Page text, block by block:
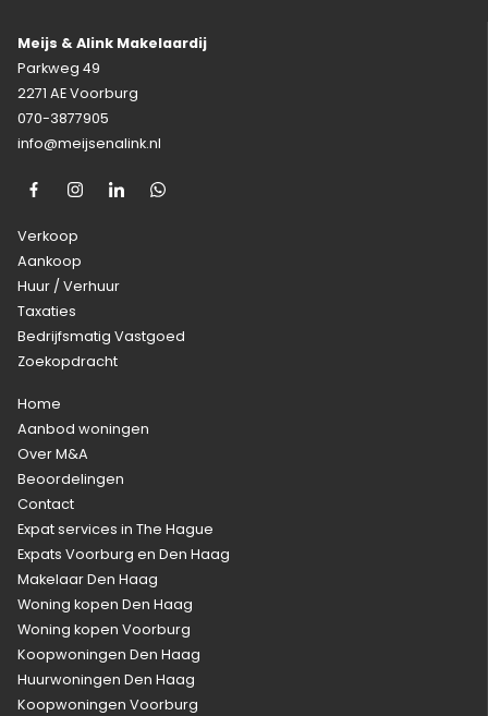
Meijs & Alink Makelaardij
Parkweg 49
2271 AE Voorburg
070-3877905
info@meijsenalink.nl
Verkoop
Aankoop
Huur / Verhuur
Taxaties
Bedrijfsmatig Vastgoed
Zoekopdracht
Home
Aanbod woningen
Over M&A
Beoordelingen
Contact
Expat services in The Hague
Expats Voorburg en Den Haag
Makelaar Den Haag
Woning kopen Den Haag
Woning kopen Voorburg
Koopwoningen Den Haag
Huurwoningen Den Haag
Koopwoningen Voorburg